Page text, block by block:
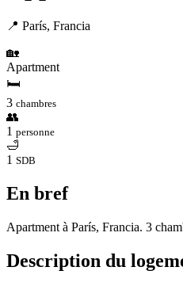
📍 París, Francia
🏡
Apartment
🛏
3 chambres
👥
1 personne
🛁
1 SDB
En bref
Apartment à París, Francia. 3
Description du